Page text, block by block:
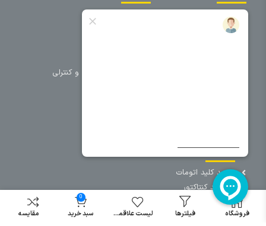
خانه
تجهیزات حفاظتی و کنترلی
سایر دسته بندی ها
خرید کلید اتومات
خرید کنتاکتور
خرید فیوز
مینیاتوری
فروشگاه فیلترها لیست علاقمندی
0
سبد خرید مقایسه